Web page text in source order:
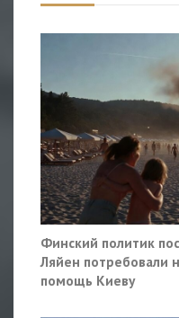
Финский политик
Ляйен потребовали
помощь Киеву